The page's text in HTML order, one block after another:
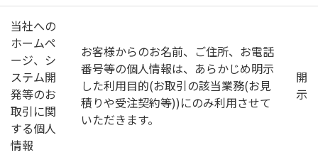
当社への
ホームペ
ージ、シ
ステム開
発等のお
取引に関
する個人
情報
お客様からのお名前、ご住所、お電話
番号等の個人情報は、あらかじめ明示
した利用目的(お取引の該当業務(お見
積りや受注契約等))にのみ利用させて
いただきます。
開
示